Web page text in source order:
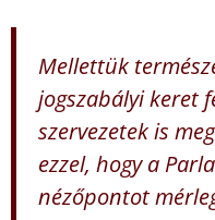
Mellettük
jogszabályi keret
szervezetek is
ezzel, hogy a
nézőpontot